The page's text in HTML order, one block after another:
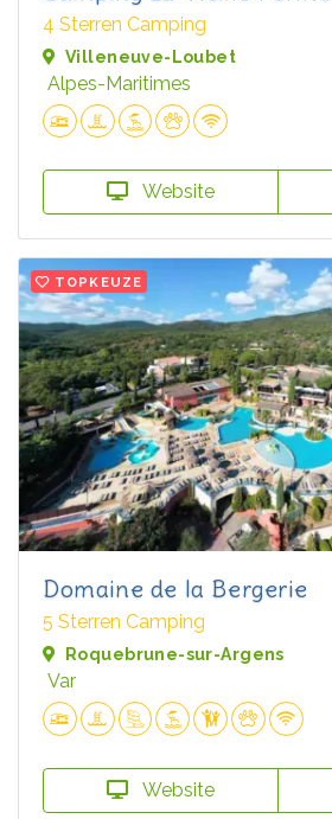
4 Sterren Camping
Villeneuve-Loubet
Alpes-Maritimes
Website
TOPKEUZE
Domaine de la Bergerie
5 Sterren Camping
Roquebrune-sur-Argens
Var
Website